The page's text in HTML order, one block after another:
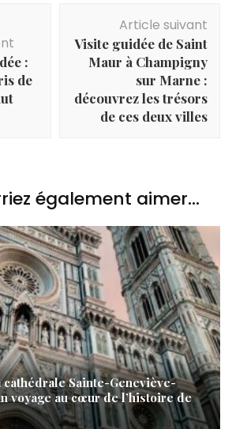
:
de
Article suivant
Visite guidée de Saint
Maur à Champigny
sur Marne :
découvrez les trésors
de ces deux villes
également aimer...
Sainte-Geneviève-
voyage au cœur de l’histoire de